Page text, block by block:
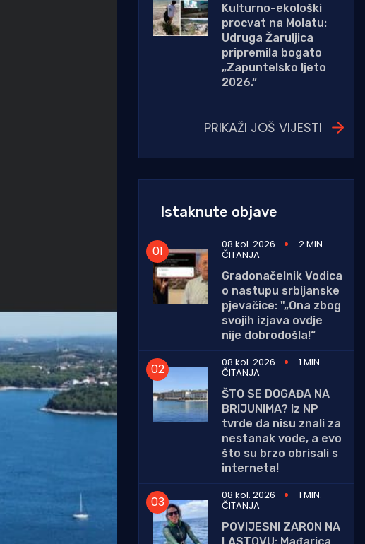
Kulturno-ekološki
procvat na Molatu:
Udruga Žaruljica
pripremila bogato
„Zapuntelsko ljeto
2026.“
PRIKAŽI JOŠ VIJESTI
Istaknute objave
08 kol. 2026 2 MIN.
ČITANJA
Gradonačelnik Vodica
o nastupu srbijanske
pjevačice: "„Ona zbog
svojih izjava ovdje
nije dobrodošla!“
08 kol. 2026
1 MIN.
ČITANJA
ŠTO SE DOGAĐA NA
BRIJUNIMA? Iz NP
tvrde da nisu znali za
nestanak vode, a evo
što su brzo obrisali s
interneta!
08 kol. 2026
1 MIN.
ČITANJA
POVIJESNI ZARON NA
LASTOVU: Mađarica